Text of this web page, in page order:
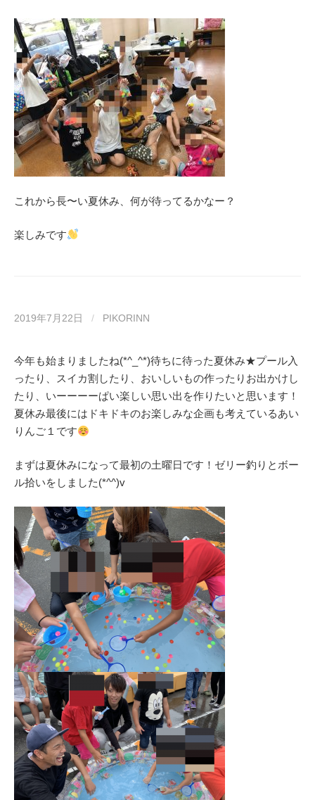
これから長〜い夏休み、何が待ってるかなー？
楽しみです
2019年7月22日 / PIKORINN
今年も始まりましたね(*^_^*)待ちに待った夏休み★プール入
ったり、スイカ割したり、おいしいもの作ったりお出かけし
たり、いーーーーぱい楽しい思い出を作りたいと思います！
夏休み最後にはドキドキのお楽しみな企画も考えているあい
りんご１です
まずは夏休みになって最初の土曜日です！ゼリー釣りとボー
ル拾いをしました(*^^)v